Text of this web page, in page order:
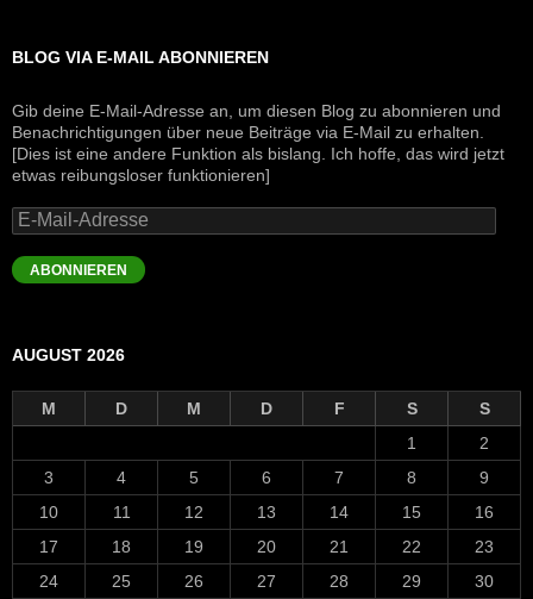
BLOG VIA E-MAIL ABONNIEREN
Gib deine E-Mail-Adresse an, um diesen Blog zu abonnieren und
Benachrichtigungen über neue Beiträge via E-Mail zu erhalten.
[Dies ist eine andere Funktion als bislang. Ich hoffe, das wird jetzt
etwas reibungsloser funktionieren]
E-
Mail-
Adresse
ABONNIEREN
AUGUST 2026
M D M D F S
S
1
2
3
4 5 6 7 8
9
10
11 12 13 14 15
16
17
18 19 20 21 22
23
24
25 26 27 28 29 30